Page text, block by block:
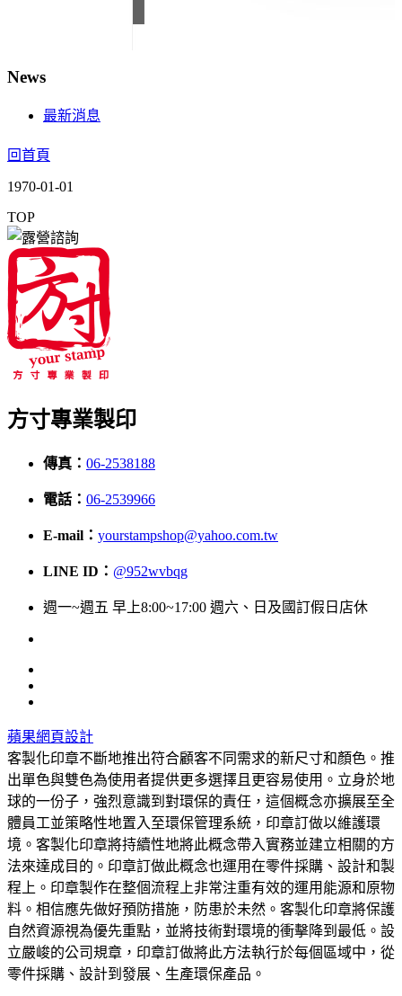
News
最新消息
回首頁
1970-01-01
TOP
方寸專業製印
傳真： 06-2538188
電話： 06-2539966
E-mail： yourstampshop@yahoo.com.tw
LINE ID： @952wvbqg
週一~週五 早上8:00~17:00 週六、日及國訂假日店休
蘋果網頁設計
客製化印章不斷地推出符合顧客不同需求的新尺寸和顏色。推
出單色與雙色為使用者提供更多選擇且更容易使用。立身於地
球的一份子，強烈意識到對環保的責任，這個概念亦擴展至全
體員工並策略性地置入至環保管理系統，印章訂做以維護環
境。客製化印章將持續性地將此概念帶入實務並建立相關的方
法來達成目的。印章訂做此概念也運用在零件採購、設計和製
程上。印章製作在整個流程上非常注重有效的運用能源和原物
料。相信應先做好預防措施，防患於未然。客製化印章將保護
自然資源視為優先重點，並將技術對環境的衝擊降到最低。設
立嚴峻的公司規章，印章訂做將此方法執行於每個區域中，從
零件採購、設計到發展、生產環保產品。